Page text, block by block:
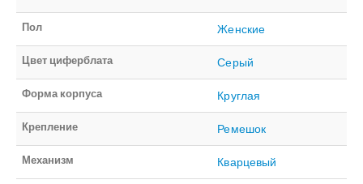
Пол Женские
Цвет циферблата Серый
Форма корпуса Круглая
Крепление Ремешок
Механизм Кварцевый